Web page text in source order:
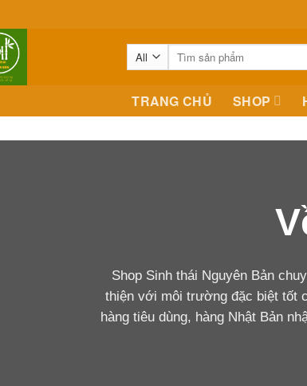
Tìm
kiếm:
TRANG CHỦ SHOP
Shop Sinh thái Nguyên Bản
thiện với môi trường đặc biệt tốt
hàng tiêu dùng, hàng Nhật Bản